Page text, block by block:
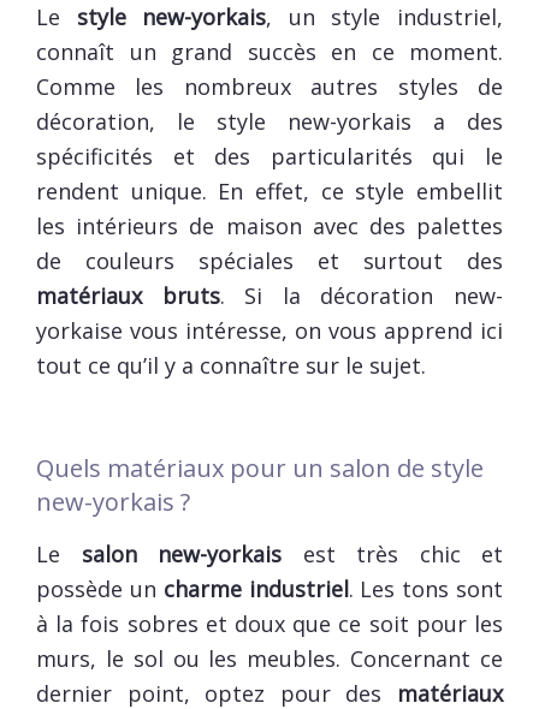
Le style new-yorkais, un style industriel,
connaît un grand succès en ce moment.
Comme les nombreux autres styles de
décoration, le style new-yorkais a des
spécificités et des particularités qui le
rendent unique. En effet, ce style embellit
les intérieurs de maison avec des palettes
de couleurs spéciales et surtout des
matériaux bruts. Si la décoration new-
yorkaise vous intéresse, on vous apprend ici
tout ce qu’il y a connaître sur le sujet.
Quels matériaux pour un salon de style
new-yorkais ?
Le salon new-yorkais est très chic et
possède un charme industriel. Les tons sont
à la fois sobres et doux que ce soit pour les
murs, le sol ou les meubles. Concernant ce
dernier point, optez pour des matériaux